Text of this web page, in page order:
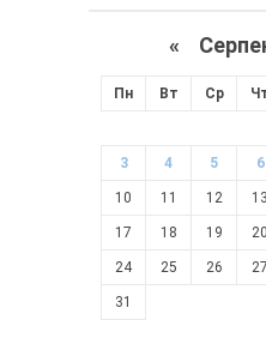
«
Пн Вт Ср
3 4 5 6
10 11 12 13
17 18 19 20
24 25 26 27
31